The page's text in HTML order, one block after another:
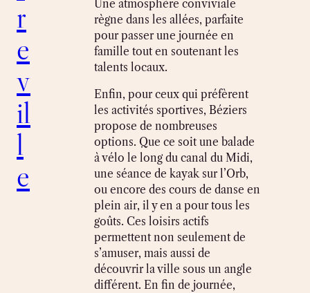
r
e
v
il
l
e
Une atmosphère conviviale
règne dans les allées, parfaite
pour passer une journée en
famille tout en soutenant les
talents locaux.
Enfin, pour ceux qui préfèrent
les activités sportives, Béziers
propose de nombreuses
options. Que ce soit une balade
à vélo le long du canal du Midi,
une séance de kayak sur l’Orb,
ou encore des cours de danse en
plein air, il y en a pour tous les
goûts. Ces loisirs actifs
permettent non seulement de
s’amuser, mais aussi de
découvrir la ville sous un angle
différent. En fin de journée,